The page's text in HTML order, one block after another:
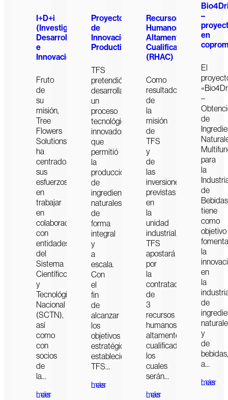
I+D+i
(Investigación,
Desarrollo
e
Innovación)
Fruto
de
su
misión,
Tree
Flowers
Solutions
ha
centrado
sus
esfuerzos
en
trabajar
en
colaboración
con
entidades
del
Sistema
Científico
y
Tecnológico
Nacional
(SCTN),
así
como
con
socios
de
la…
Leer más
Proyecto
de
Innovación
Productiva
TFS
pretendió
desarrollar
un
proceso
tecnológico
innovador
que
permitió
la
producción
de
ingredientes
naturales
de
forma
integral
y
a
escala.
Con
el
fin
de
alcanzar
los
objetivos
estratégicos
establecidos,
TFS…
Leer más
Recursos
Humanos
Altamente
Cualificados
(RHAC)
Como
resultado
de
la
misión
de
TFS
y
de
las
inversiones
previstas
en
la
unidad
industrial,
TFS
apostará
por
la
contratación
de
3
recursos
humanos
altamente
cualificados,
los
cuales
serán…
Leer más
–
en
El
–
de
para
la
de
tiene
como
objetivo
la
en
la
de
y
de
bebidas,
a…
Leer más